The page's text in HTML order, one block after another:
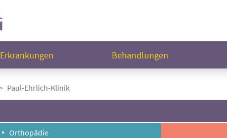
Erkrankungen Behandlungen
Paul-Ehrlich-Klinik
Orthopädie